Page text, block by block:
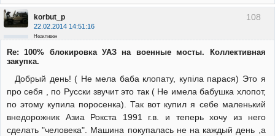
108
korbut_p
22.02.2014 14:51:16
Неактивен
Re: 100% блокировка УАЗ на военные мосты. Коллективная
закупка.
Добрый день! ( Не мела баба клопату, купiла парася) Это я
про себя , по Русски звучит это так ( Не имела бабушка хлопот,
по этому купила поросенка). Так вот купил я себе маленький
внедорожник Азиа Рокста 1991 г.в. и теперь хочу из него
сделать "человека". Машина покупалась не на каждый день ,а